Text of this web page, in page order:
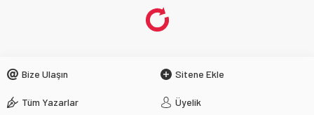
Bize Ulaşın Sitene Ekle
Tüm Yazarlar Üyelik